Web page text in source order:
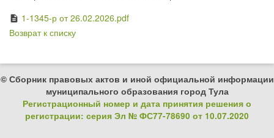
description 1-1345-р от 26.02.2026.pdf
Возврат к списку
© Сборник правовых актов и иной официальной информации
муниципального образования город Тула
Регистрационный номер и дата принятия решения о
регистрации: серия Эл № ФС77-78690 от 10.07.2020